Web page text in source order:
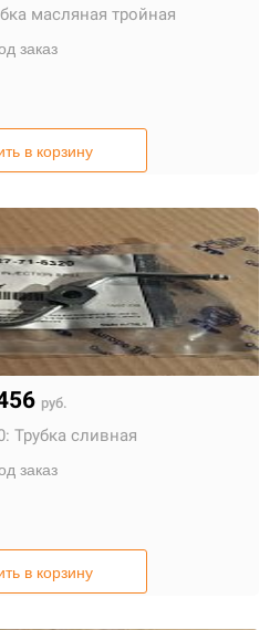
масляная тройная
заказ
в корзину
руб.
Трубка сливная
заказ
в корзину